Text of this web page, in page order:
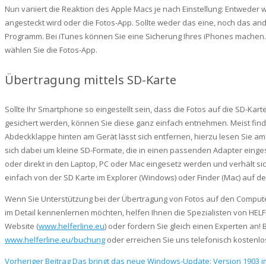
Nun variiert die Reaktion des Apple Macs je nach Einstellung:
angesteckt wird oder die Fotos-App. Sollte weder das eine, noch das
Programm. Bei iTunes können Sie eine Sicherung Ihres iPhones
wählen Sie die Fotos-App.
Übertragung mittels SD-Karte
Sollte Ihr Smartphone so eingestellt sein, dass die Fotos auf die SD-
gesichert werden, können Sie diese ganz einfach entnehmen. Meist
Abdeckklappe hinten am Gerät lässt sich entfernen, hierzu lesen Sie
sich dabei um kleine SD-Formate, die in einen passenden Adapter
oder direkt in den Laptop, PC oder Mac eingesetz werden und verhält
einfach von der SD Karte im Explorer (Windows) oder Finder (Mac) auf
Wenn Sie Unterstützung bei der Übertragung von Fotos auf den
im Detail kennenlernen möchten, helfen Ihnen die Spezialisten von
Website (www.helferline.eu) oder fordern Sie gleich einen Experten an!
www.helferline.eu/buchung oder erreichen Sie uns telefonisch kostenlos
Vorheriger BeitragDas bringt das neue Windows-Update: Version 1903